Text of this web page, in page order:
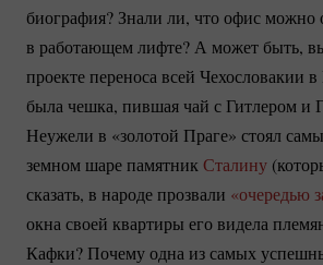
биография? Знали ли, что офис можно
в работающем лифте? А может быть,
проекте переноса всей Чехословакии
была чешка, пившая чай с Гитлером и
Неужели в «золотой Праге» стоял
земном шаре памятник Сталину
сказать, в народе прозвали «очередью
окна своей квартиры его видела
Кафки? Почему одна из самых